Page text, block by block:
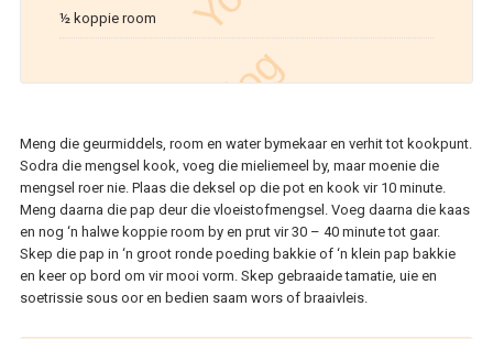
½ koppie room
Meng die geurmiddels, room en water bymekaar en verhit tot kookpunt.
Sodra die mengsel kook, voeg die mieliemeel by, maar moenie die
mengsel roer nie. Plaas die deksel op die pot en kook vir 10 minute.
Meng daarna die pap deur die vloeistofmengsel. Voeg daarna die kaas
en nog ‘n halwe koppie room by en prut vir 30 – 40 minute tot gaar.
Skep die pap in ‘n groot ronde poeding bakkie of ‘n klein pap bakkie
en keer op bord om vir mooi vorm. Skep gebraaide tamatie, uie en
soetrissie sous oor en bedien saam wors of braaivleis.